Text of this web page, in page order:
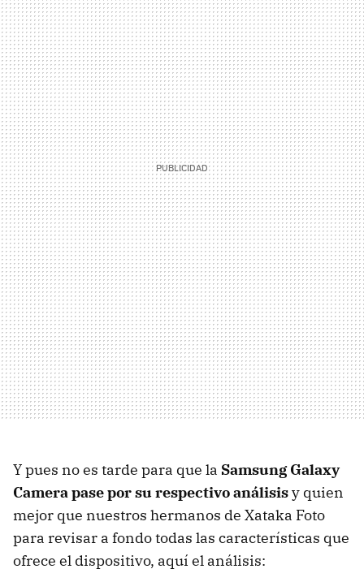
Y pues no es tarde para que la Samsung Galaxy
Camera pase por su respectivo análisisy quien
mejor que nuestros hermanos de Xataka Foto
para revisar a fondo todas las características que
ofrece el dispositivo, aquí el análisis: